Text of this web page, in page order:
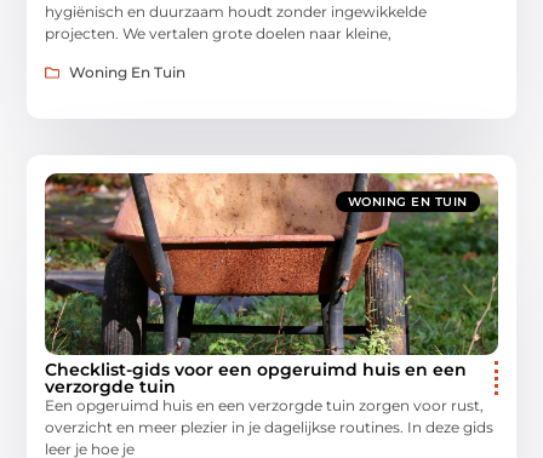
hygiënisch en duurzaam houdt zonder ingewikkelde
projecten. We vertalen grote doelen naar kleine,
Woning En Tuin
WONING EN TUIN
Checklist-gids voor een opgeruimd huis en een
verzorgde tuin
Een opgeruimd huis en een verzorgde tuin zorgen voor rust,
overzicht en meer plezier in je dagelijkse routines. In deze gids
leer je hoe je